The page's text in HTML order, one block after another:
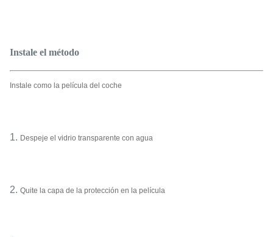
Instale el método
Instale como la película del coche
1. Despeje el vidrio transparente con agua
2. Quite la capa de la protección en la película